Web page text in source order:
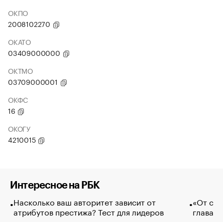
ОКПО
2008102270
ОКАТО
03409000000
ОКТМО
03709000001
ОКФС
16
ОКОГУ
4210015
Интересное на РБК
Насколько ваш авторитет зависит от
атрибутов престижа? Тест для лидеров
«От
глава